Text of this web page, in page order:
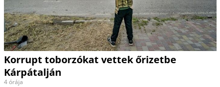
Korrupt toborzókat vettek őrizetbe
Kárpátalján
4 órája